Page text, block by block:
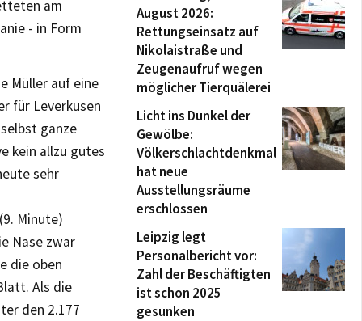
am
- in Form
Müller auf eine
für Leverkusen
ganze
kein allzu gutes
sehr
Minute)
Nase zwar
die oben
Als die
den 2.177
August 2026:
Rettungseinsatz auf
Nikolaistraße und
Zeugenaufruf wegen
möglicher Tierquälerei
Licht ins Dunkel der
Gewölbe:
Völkerschlachtdenkmal
hat neue
Ausstellungsräume
erschlossen
Leipzig legt
Personalbericht vor:
Zahl der Beschäftigten
ist schon 2025
gesunken